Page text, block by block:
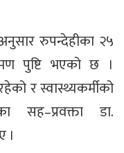
रुपन्देहीका २५
पुष्टि भएको छ ।
र स्वास्थ्यकर्मीको
सह–प्रवक्ता डा.
।